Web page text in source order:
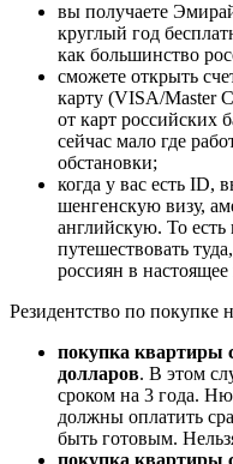
вы получаете
круглый год
как большинство
сможете открыть
карту (VISA/Master
от карт российских
сейчас мало где
обстановки;
когда у вас есть ID,
шенгенскую визу,
английскую. То есть
путешествовать
россиян в
Резидентство по покупке
покупка квартиры
долларов. В этом
сроком на 3 года.
должны оплатить
быть готовым.